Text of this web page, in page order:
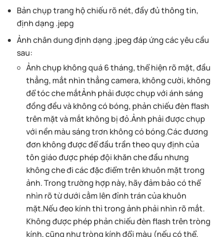
Bản chụp trang hộ chiếu rõ nét, đầy đủ thông tin,
định dạng .jepg
Ảnh chân dung định dạng .jpeg đáp ứng các yêu cầu
sau:
Ảnh chụp không quá 6 tháng, thể hiện rõ mặt, đầu
thẳng, mắt nhìn thẳng camera, không cười, không
để tóc che mắtẢnh phải được chụp với ánh sáng
đồng đều và không có bóng, phản chiếu đèn flash
trên mặt và mắt không bị đỏ.Ảnh phải được chụp
với nền màu sáng trơn không có bóng.Các đương
đơn không được để đầu trần theo quy định của
tôn giáo được phép đội khăn che đầu nhưng
không che đi các đặc điểm trên khuôn mặt trong
ảnh. Trong trường hợp này, hãy đảm bảo có thể
nhìn rõ từ dưới cằm lên đỉnh trán của khuôn
mặt.Nếu đeo kính thì trong ảnh phải nhìn rõ mắt.
Không được phép phản chiếu đèn flash trên tròng
kính, cũng như tròng kính đổi màu (nếu có thể,